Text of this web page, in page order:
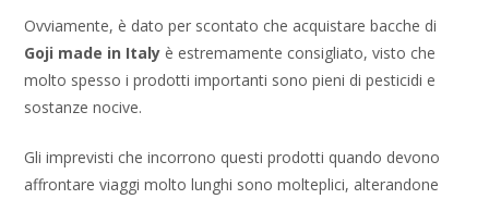
Ovviamente, è dato per scontato che acquistare bacche di
Goji made in Italy è estremamente consigliato, visto che
molto spesso i prodotti importanti sono pieni di pesticidi e
sostanze nocive.
Gli imprevisti che incorrono questi prodotti quando devono
affrontare viaggi molto lunghi sono molteplici, alterandone